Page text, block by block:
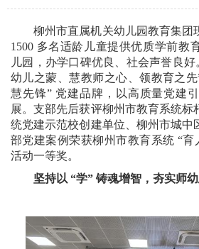
柳州市直属机关幼儿园教育集团
1500 多名适龄儿童提供优质学前教
儿园，办学口碑优良、社会声誉良
幼儿之蒙、慧教师之心、领教育之
慧先锋” 党建品牌，以高质量党建
展。支部先后获评柳州市教育系统标
统党建示范校创建单位、柳州市城中
部党建案例荣获柳州市教育系统 “育
活动一等奖。
坚持以 “学” 铸魂增智，夯实师